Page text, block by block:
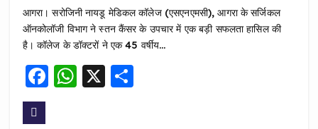
आगरा। सरोजिनी नायडू मेडिकल कॉलेज (एसएनएमसी), आगरा के सर्जिकल
ऑनकोलॉजी विभाग ने स्तन कैंसर के उपचार में एक बड़ी सफलता हासिल की
है। कॉलेज के डॉक्टरों ने एक 45 वर्षीय…
F WX S